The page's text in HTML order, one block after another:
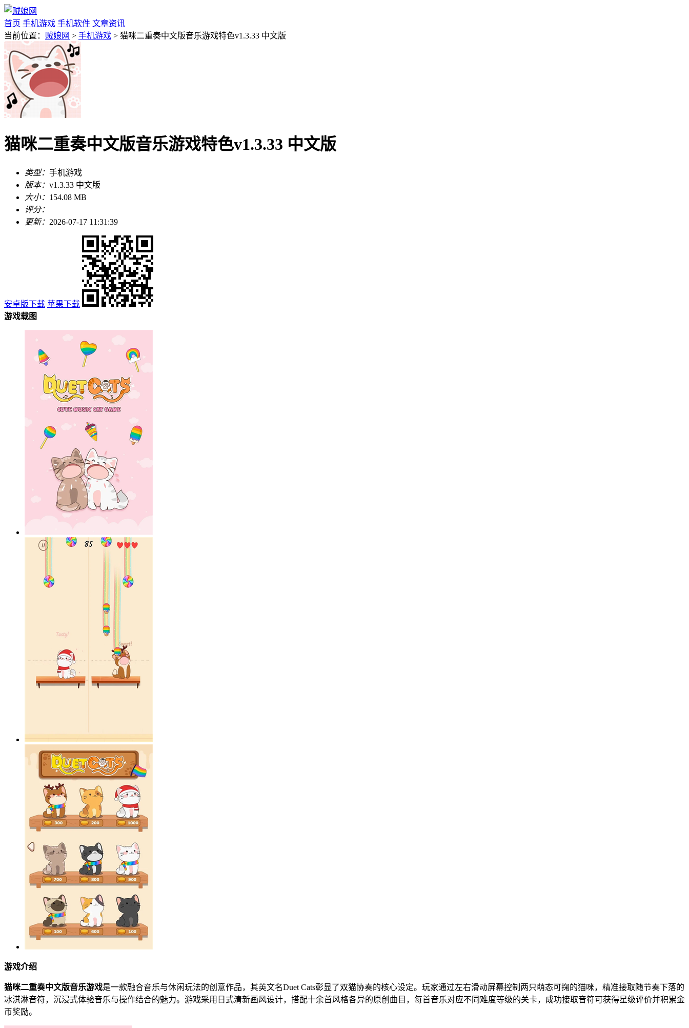
首页 手机游戏 手机软件 文章资讯
当前位置： 贼娘网 > 手机游戏 > 猫咪二重奏中文版音乐游戏特色v1.3.33 中文版
猫咪二重奏中文版音乐游戏特色v1.3.33 中文版
类型： 手机游戏
版本： v1.3.33 中文版
大小： 154.08 MB
评分：
更新： 2026-07-17 11:31:39
安卓版下载 苹果下载
游戏载图
游戏介绍
猫咪二重奏中文版音乐游戏是一款融合音乐与休闲玩法的创意作品，其英文名Duet Cats彰显了双猫协奏的核心设定。玩家通过左右滑动屏幕控制两只萌态可掬的猫咪，精准接取随节奏下落的
冰淇淋音符，沉浸式体验音乐与操作结合的魅力。游戏采用日式清新画风设计，搭配十余首风格各异的原创曲目，每首音乐对应不同难度等级的关卡，成功接取音符可获得星级评价并积累金
币奖励。